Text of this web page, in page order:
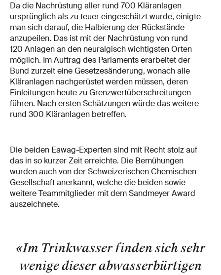
Da die Nachrüstung aller rund 700 Kläranlagen
ursprünglich als zu teuer eingeschätzt wurde, einigte
man sich darauf, die Halbierung der Rückstände
anzupeilen. Das ist mit der Nachrüstung von rund
120 Anlagen an den neuralgisch wichtigsten Orten
möglich. Im Auftrag des Parlaments erarbeitet der
Bund zurzeit eine Gesetzesänderung, wonach alle
Kläranlagen nachgerüstet werden müssen, deren
Einleitungen heute zu Grenzwertüberschreitungen
führen. Nach ersten Schätzungen würde das weitere
rund 300 Kläranlagen betreffen.
Die beiden Eawag-Experten sind mit Recht stolz auf
das in so kurzer Zeit erreichte. Die Bemühungen
wurden auch von der Schweizerischen Chemischen
Gesellschaft anerkannt, welche die beiden sowie
weitere Teammitglieder mit dem Sandmeyer Award
auszeichnete.
«Im Trinkwasser finden sich sehr
wenige dieser abwasserbürtigen